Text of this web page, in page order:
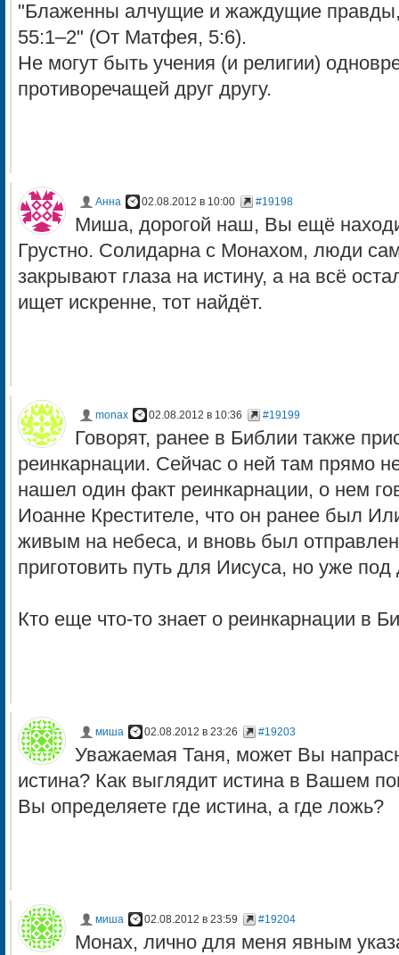
"Блаженны алчущие и жаждущие
55:1–2" (От Матфея, 5:6).
Не могут быть учения (и религии)
противоречащей друг другу.
Анна 02.08.2012 в 10:00 #19198
Миша, дорогой наш, Вы ещё
Грустно. Солидарна с Монахом, люди
закрывают глаза на истину, а на всё
ищет искренне, тот найдёт.
monax 02.08.2012 в 10:36 #19199
Говорят, ранее в Библии также
реинкарнации. Сейчас о ней там прямо
нашел один факт реинкарнации, о нем
Иоанне Крестителе, что он ранее был
живым на небеса, и вновь был
приготовить путь для Иисуса, но уже
Кто еще что-то знает о реинкарнации в
миша 02.08.2012 в 23:26 #19203
Уважаемая Таня, может Вы
истина? Как выглядит истина в Вашем
Вы определяете где истина, а где ложь?
миша 02.08.2012 в 23:59 #19204
Монах, лично для меня явным